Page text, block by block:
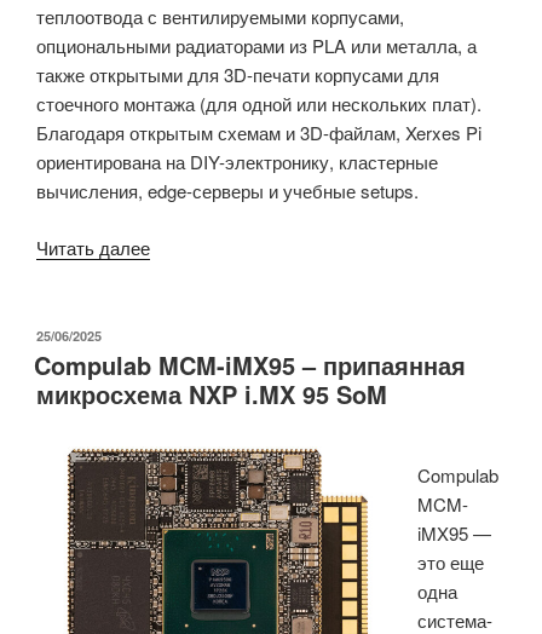
теплоотвода с вентилируемыми корпусами,
опциональными радиаторами из PLA или металла, а
также открытыми для 3D-печати корпусами для
стоечного монтажа (для одной или нескольких плат).
Благодаря открытым схемам и 3D-файлам, Xerxes Pi
ориентирована на DIY-электронику, кластерные
вычисления, edge-серверы и учебные setups.
Читать далее«Xerxes
носитель
для
Pi
CM4/CM5
со
стоечным
исполнением
(краудфандинг)»
ОПУБЛИКОВАНО
25/06/2025
Compulab MCM-iMX95 – припаянная
микросхема NXP i.MX 95 SoM
Compulab
MCM-
iMX95 —
это еще
одна
система-